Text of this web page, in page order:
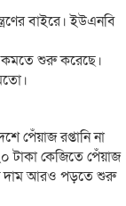
বাইরে। ইউএনবি
কমতে শুরু করেছে।
পেঁয়াজ রপ্তানি না
টাকা কেজিতে পেঁয়াজ
দাম আরও পড়তে শুরু